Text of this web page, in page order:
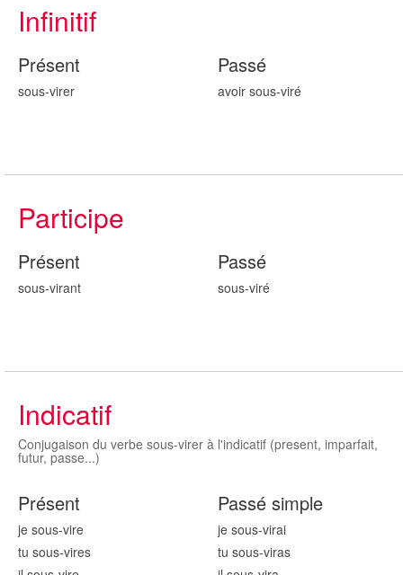
Infinitif
Présent
sous-virer
Passé
avoir sous-viré
Participe
Présent
sous-virant
Passé
sous-viré
Indicatif
Conjugaison du verbe sous-virer à l'indicatif (present, imparfait,
futur, passe...)
Présent
je sous-vire
tu sous-vires
Passé simple
je sous-virai
tu sous-viras